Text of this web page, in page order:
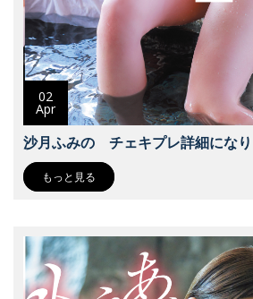
02
Apr
沙月ふみの チェキプレ詳細になり
もっと見る